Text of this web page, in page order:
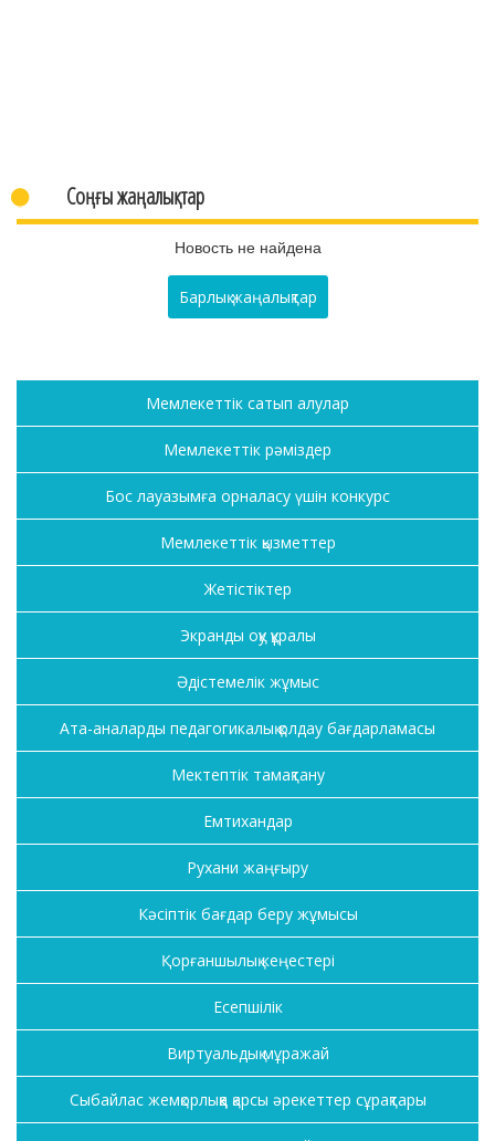
Соңғы жаңалықтар
Новость не найдена
Барлық жаңалықтар
Мемлекеттік сатып алулар
Мемлекеттік рәміздер
Бос лауазымға орналасу үшін конкурс
Мемлекеттік қызметтер
Жетістіктер
Экранды оқу құралы
Әдістемелік жұмыс
Ата-аналарды педагогикалық қолдау бағдарламасы
Мектептік тамақтану
Емтихандар
Рухани жаңғыру
Кәсіптік бағдар беру жұмысы
Қорғаншылық кеңестері
Есепшілік
Виртуальдық мұражай
Сыбайлас жемқорлыққа қарсы әрекеттер сұрақтары